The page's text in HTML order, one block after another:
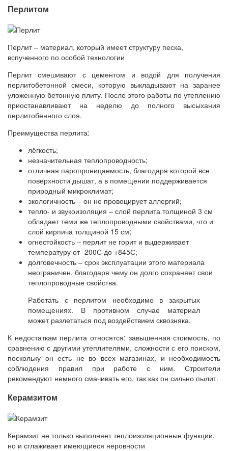
Перлитом
Перлит – материал, который имеет структуру песка,
вспученного по особой технологии
Перлит смешивают с цементом и водой для получения
перлитобетонной смеси, которую выкладывают на заранее
уложенную бетонную плиту. После этого работы по утеплению
приостанавливают на неделю до полного высыхания
перлитобенного слоя.
Преимущества перлита:
лёгкость;
незначительная теплопроводность;
отличная паропроницаемость, благодаря которой все
поверхности дышат, а в помещении поддерживается
природный микроклимат;
экологичность – он не провоцирует аллергий;
тепло- и звукоизоляция – слой перлита толщиной 3 см
обладает теми же теплопроводными свойствами, что и
слой кирпича толщиной 15 см;
огнестойкость – перлит не горит и выдерживает
температуру от -200С до +845С;
долговечность – срок эксплуатации этого материала
неограничен, благодаря чему он долго сохраняет свои
теплопроводные свойства.
Работать с перлитом необходимо в закрытых
помещениях. В противном случае материал
может разлетаться под воздействием сквозняка.
К недостаткам перлита относятся: завышенная стоимость, по
сравнению с другими утеплителями, сложности с его поиском,
поскольку он есть не во всех магазинах, и необходимость
соблюдения правил при работе с ним. Строители
рекомендуют немного смачивать его, так как он сильно пылит.
Керамзитом
Керамзит не только выполняет теплоизоляционные функции,
но и сглаживает имеющиеся неровности